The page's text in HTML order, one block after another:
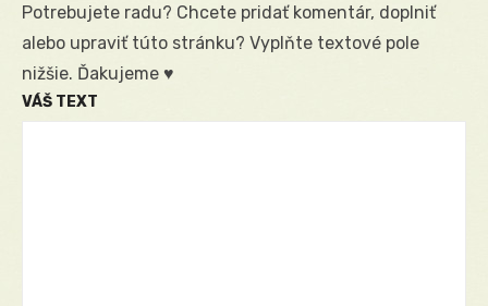
Potrebujete radu? Chcete pridať komentár, doplniť
alebo upraviť túto stránku? Vyplňte textové pole
nižšie. Ďakujeme ♥
VÁŠ TEXT